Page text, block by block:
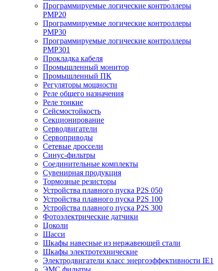
Программируемые логические контроллеры
PMP20
Программируемые логические контроллеры
PMP30
Программируемые логические контроллеры
PMP301
Прокладка кабеля
Промышленный монитор
Промышленный ПК
Регуляторы мощности
Реле общего назначения
Реле тонкие
Сейсмостойкость
Секционирование
Серводвигатели
Сервоприводы
Сетевые дроссели
Синус-фильтры
Соединительные комплекты
Сувенирная продукция
Тормозные резисторы
Устройства плавного пуска P2S 050
Устройства плавного пуска P2S 100
Устройства плавного пуска P2S 300
Фотоэлектрические датчики
Цоколи
Шасси
Шкафы навесные из нержавеющей стали
Шкафы электротехнические
Электродвигатели класс энергоэффективности IE1
ЭМС фильтры